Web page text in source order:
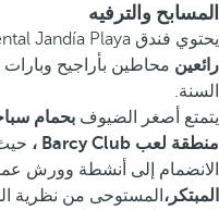
المسابح والترفيه
يحتوي فندق Occidental Jandía Playa على
رائعين محاطين بأراجيح
السنة.
يتمتع أصغر الضيوف بحمام
منطقة لعب Barcy Club ،
الانضمام إلى أنشطة وورش
المبتكر، المستوحى من نظرية